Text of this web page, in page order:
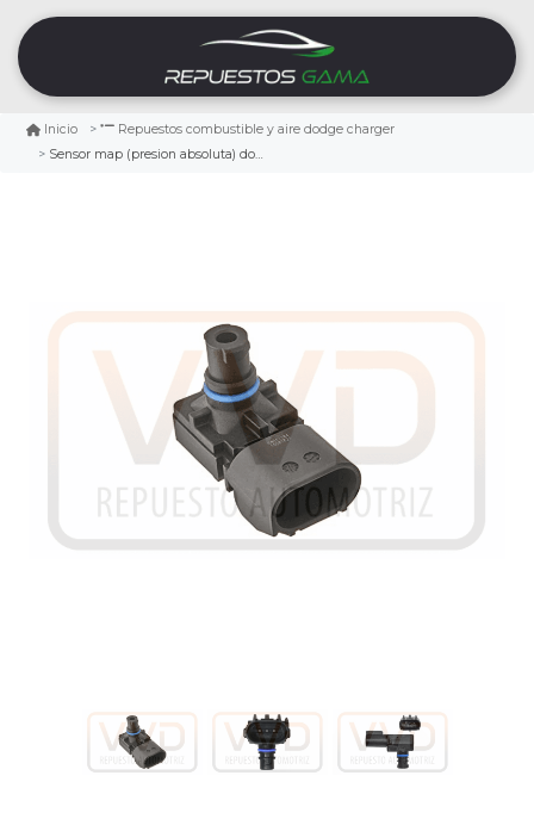
Inicio
Repuestos combustible y aire dodge charger
Sensor map (presion absoluta) dodge charger 3.5 2006/2010